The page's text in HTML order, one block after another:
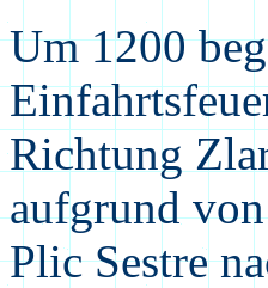
Um 1200
Richtung
aufgrund
Plic Sestre